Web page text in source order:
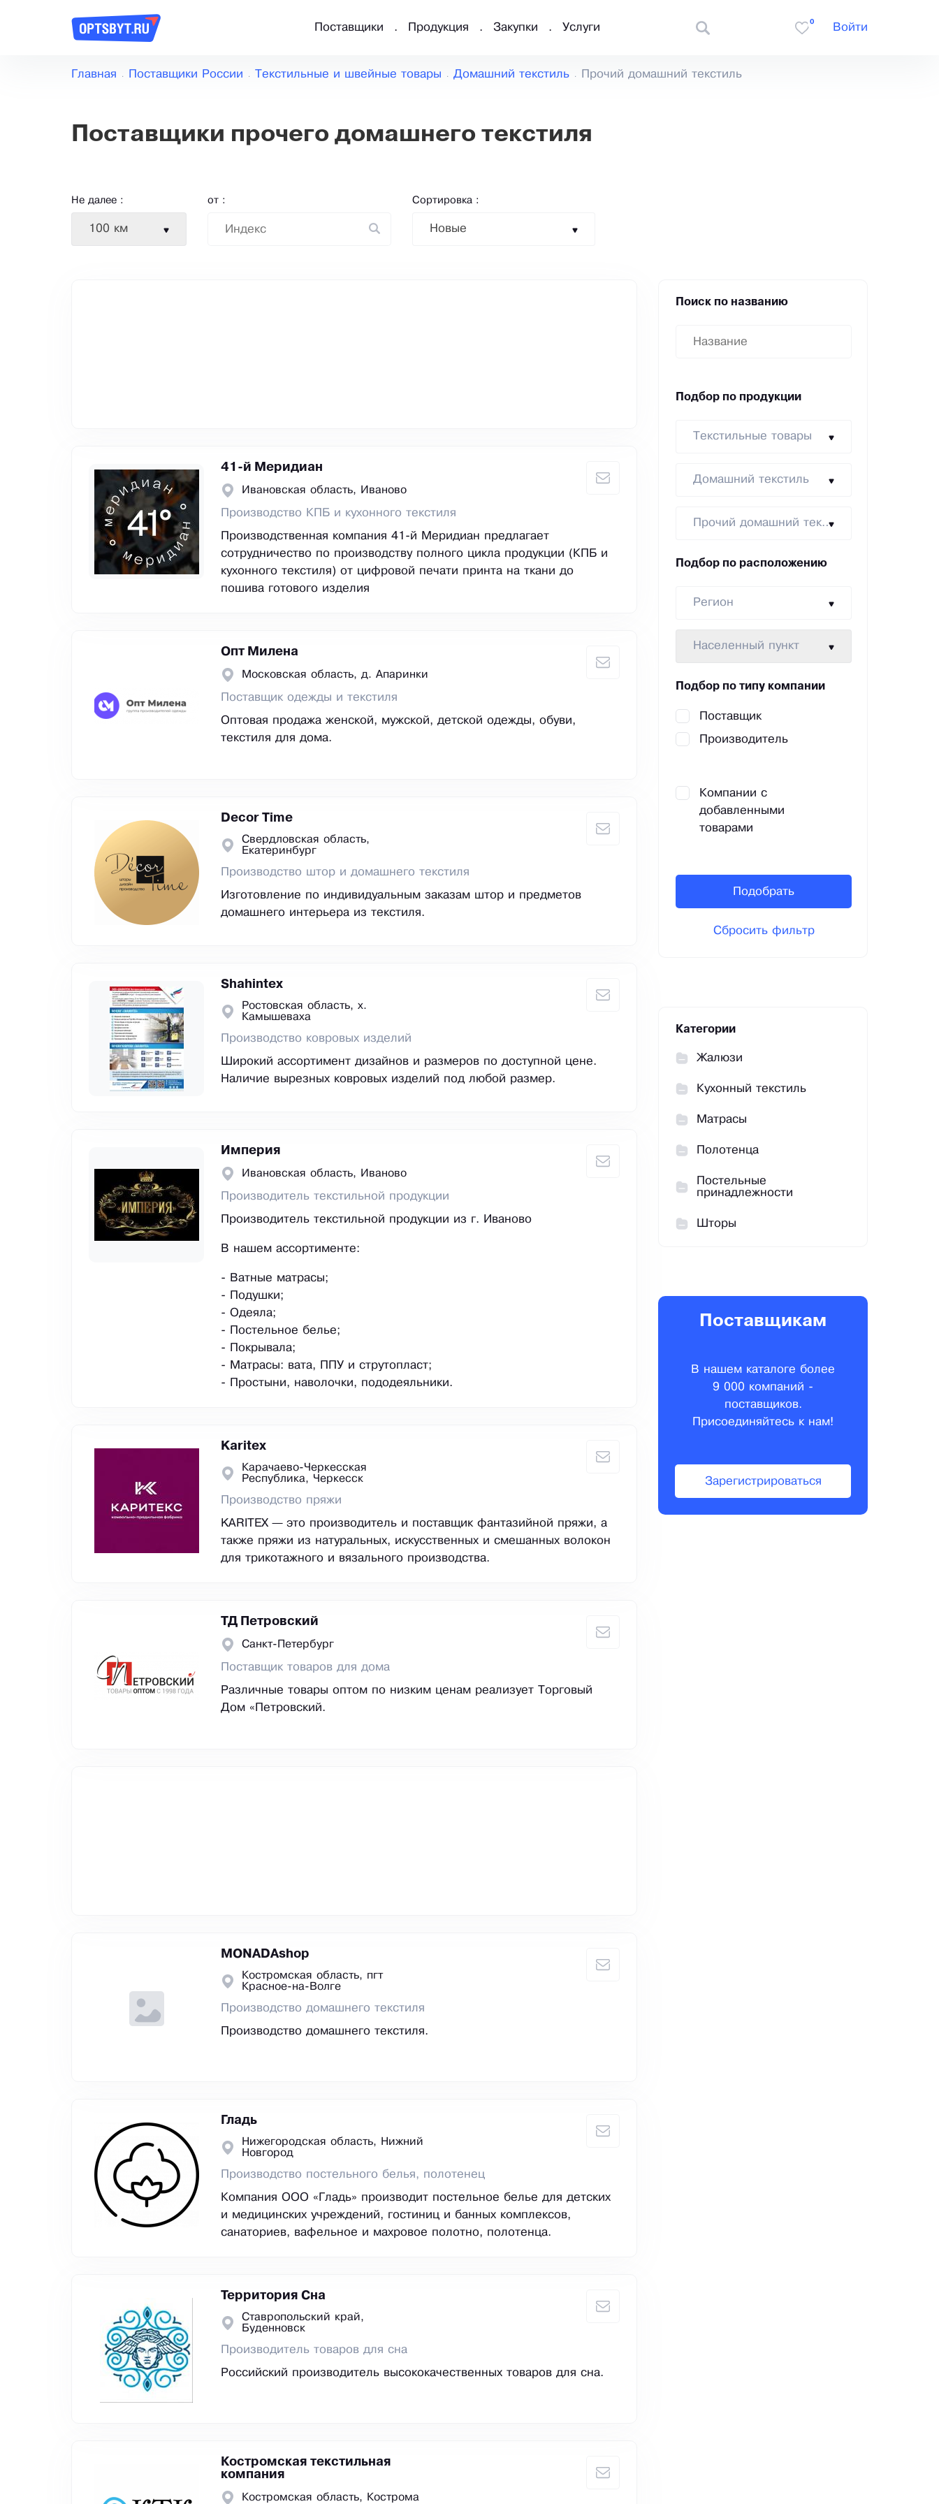
Поставщики Продукция Закупки Услуги
0
Войти
Главная Поставщики России Текстильные и швейные товары Домашний текстиль Прочий домашний текстиль
Поставщики прочего домашнего текстиля
Не далее :
100 км
от : Сортировка :
Новые
41-й Меридиан
Ивановская область, Иваново
Производство КПБ и кухонного текстиля
Производственная компания 41-й Меридиан предлагает
сотрудничество по производству полного цикла продукции (КПБ и
кухонного текстиля) от цифровой печати принта на ткани до
пошива готового изделия
Опт Милена
Московская область, д. Апаринки
Поставщик одежды и текстиля
Оптовая продажа женской, мужской, детской одежды, обуви,
текстиля для дома.
Decor Time
Свердловская область,
Екатеринбург
Производство штор и домашнего текстиля
Изготовление по индивидуальным заказам штор и предметов
домашнего интерьера из текстиля.
Shahintex
Ростовская область, х.
Камышеваха
Производство ковровых изделий
Широкий ассортимент дизайнов и размеров по доступной цене.
Наличие вырезных ковровых изделий под любой размер.
Империя
Ивановская область, Иваново
Производитель текстильной продукции
Производитель текстильной продукции из г. Иваново
В нашем ассортименте:
- Ватные матрасы;
- Подушки;
- Одеяла;
- Постельное белье;
- Покрывала;
- Матрасы: вата, ППУ и струтопласт;
- Простыни, наволочки, пододеяльники.
Karitex
Карачаево-Черкесская
Республика, Черкесск
Производство пряжи
KARITEX — это производитель и поставщик фантазийной пряжи, а
также пряжи из натуральных, искусственных и смешанных волокон
для трикотажного и вязального производства.
ТД Петровский
Санкт-Петербург
Поставщик товаров для дома
Различные товары оптом по низким ценам реализует Торговый
Дом «Петровский.
MONADAshop
Костромская область, пгт
Красное-на-Волге
Производство домашнего текстиля
Производство домашнего текстиля.
Гладь
Нижегородская область, Нижний
Новгород
Производство постельного белья, полотенец
Компания ООО «Гладь» производит постельное белье для детских
и медицинских учреждений, гостиниц и банных комплексов,
санаториев, вафельное и махровое полотно, полотенца.
Территория Сна
Ставропольский край,
Буденновск
Производитель товаров для сна
Российский производитель высококачественных товаров для сна.
Костромская текстильная
компания
Костромская область, Кострома
Поиск по названию
Подбор по продукции
Текстильные товары
Домашний текстиль
Прочий домашний текстиль
Подбор по расположению
Регион
Населенный пункт
Подбор по типу компании
Поставщик
Производитель
Компании с
добавленными
товарами
Подобрать
Сбросить фильтр
Категории
Жалюзи
Кухонный текстиль
Матрасы
Полотенца
Постельные
принадлежности
Шторы
Поставщикам
В нашем каталоге более
9 000 компаний -
поставщиков.
Присоединяйтесь к нам!
Зарегистрироваться